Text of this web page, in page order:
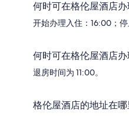
何时可在格伦屋酒店办
开始办理入住：16:00；停
何时可在格伦屋酒店办
退房时间为 11:00。
格伦屋酒店的地址在哪